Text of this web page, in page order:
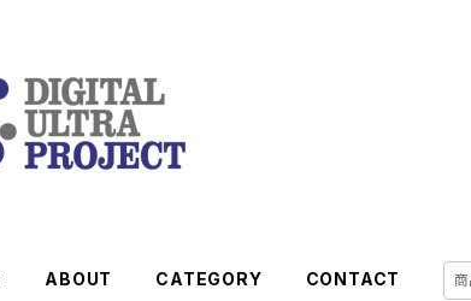
ABOUT CATEGORY CONTACT